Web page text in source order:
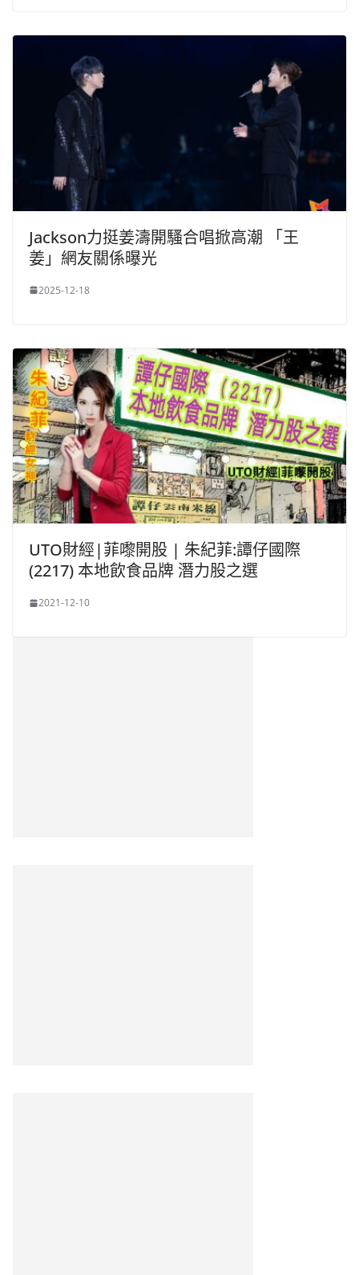
Jackson力挺姜濤開騷合唱掀高潮 「王
姜」網友關係曝光
2025-12-18
UTO財經|菲嚟開股 | 朱紀菲:譚仔國際
(2217) 本地飲食品牌 潛力股之選
2021-12-10